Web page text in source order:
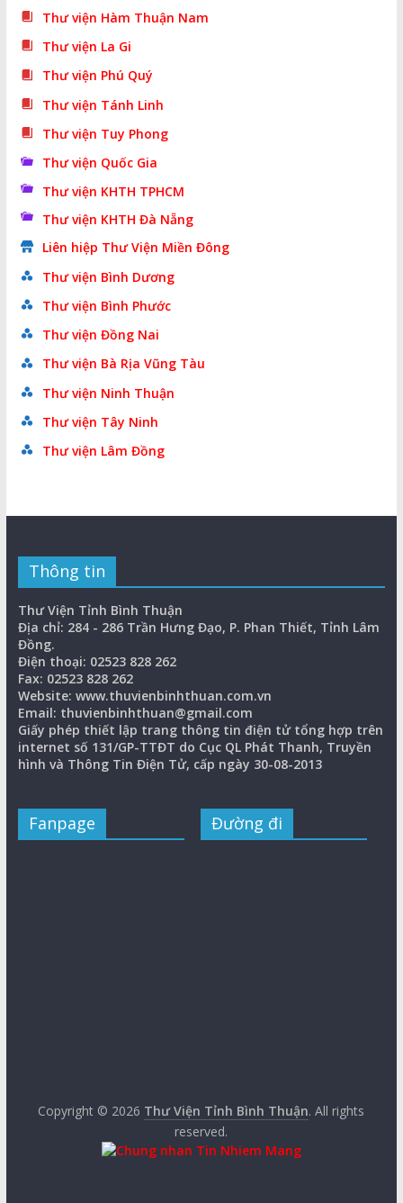
Thư viện Hàm Thuận Nam
Thư viện La Gi
Thư viện Phú Quý
Thư viện Tánh Linh
Thư viện Tuy Phong
Thư viện Quốc Gia
Thư viện KHTH TPHCM
Thư viện KHTH Đà Nẵng
Liên hiệp Thư Viện Miền Đông
Thư viện Bình Dương
Thư viện Bình Phước
Thư viện Đồng Nai
Thư viện Bà Rịa Vũng Tàu
Thư viện Ninh Thuận
Thư viện Tây Ninh
Thư viện Lâm Đồng
Thông tin
Thư Viện Tỉnh Bình Thuận
Địa chỉ: 284 - 286 Trần Hưng Đạo, P. Phan Thiết, Tỉnh Lâm
Đồng.
Điện thoại: 02523 828 262
Fax: 02523 828 262
Website: www.thuvienbinhthuan.com.vn
Email: thuvienbinhthuan@gmail.com
Giấy phép thiết lập trang thông tin điện tử tổng hợp trên
internet số 131/GP-TTĐT do Cục QL Phát Thanh, Truyền
hình và Thông Tin Điện Tử, cấp ngày 30-08-2013
Fanpage Đường đi
Copyright © 2026 Thư Viện Tỉnh Bình Thuận. All rights
reserved.